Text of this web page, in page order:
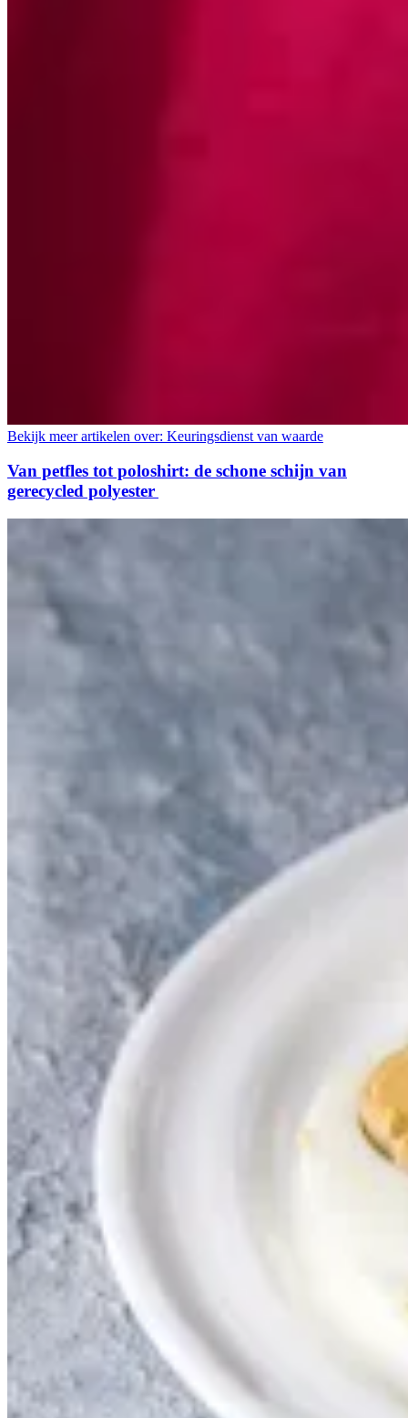
Bekijk meer artikelen over: Keuringsdienst van waarde
Van petfles tot poloshirt: de schone schijn van
gerecycled polyester